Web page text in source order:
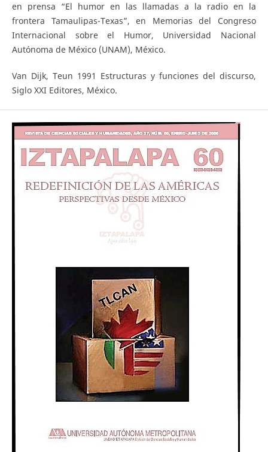
en prensa “El humor en las llamadas a la radio en la
frontera Tamaulipas-Texas”, en Memorias del Congreso
Internacional sobre el Humor, Universidad Nacional
Autónoma de México (UNAM), México.
Van Dijk, Teun 1991 Estructuras y funciones del discurso,
Siglo XXI Editores, México.